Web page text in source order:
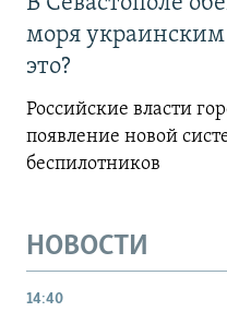
моря
это?
Российские власти
появление новой
беспилотников
НОВОСТИ
14:40